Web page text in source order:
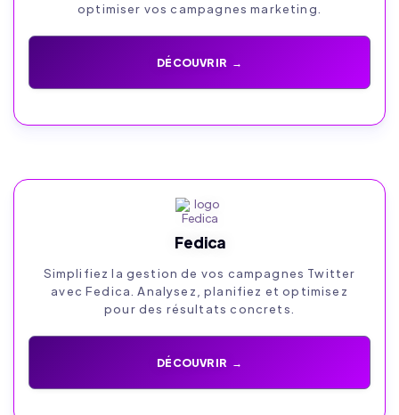
optimiser vos campagnes marketing.
DÉCOUVRIR →
Fedica
Simplifiez la gestion de vos campagnes Twitter
avec Fedica. Analysez, planifiez et optimisez
pour des résultats concrets.
DÉCOUVRIR →